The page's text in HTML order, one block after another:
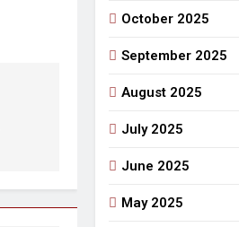
October 2025
September 2025
August 2025
July 2025
June 2025
May 2025